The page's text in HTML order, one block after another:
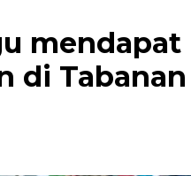
mendapat
di